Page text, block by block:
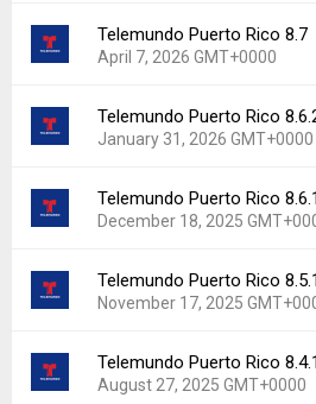
Downloads:
3
Version:
8.7.1
Uploaded:
April 27, 2026 at
Downloads:
8
Telemundo Puerto Rico 8.7
April 7, 2026 GMT+0000
Version:
8.7
Uploaded:
April 7, 2026 at
Downloads:
5
Telemundo Puerto Rico
January 31, 2026 GMT+0000
Version:
8.6.2
Uploaded:
January 31, 2026 at
Downloads:
12
Telemundo Puerto Rico
December 18, 2025
Version:
8.6.1
Uploaded:
December 18, 2025 at
Downloads:
3
Telemundo Puerto Rico
November 17, 2025
Version:
8.5.1
Uploaded:
November 17, 2025 at
Telemundo Puerto Rico
August 27, 2025 GMT+0000